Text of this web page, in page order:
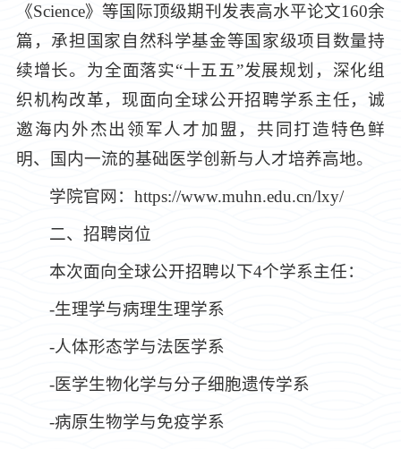
《Science》等国际顶级期刊发表高水平论文160余
篇，承担国家自然科学基金等国家级项目数量持
续增长。为全面落实“十五五”发展规划，深化组
织机构改革，现面向全球公开招聘学系主任，诚
邀海内外杰出领军人才加盟，共同打造特色鲜
明、国内一流的基础医学创新与人才培养高地。
学院官网：https://www.muhn.edu.cn/lxy/
二、招聘岗位
本次面向全球公开招聘以下4个学系主任：
-生理学与病理生理学系
-人体形态学与法医学系
-医学生物化学与分子细胞遗传学系
-病原生物学与免疫学系